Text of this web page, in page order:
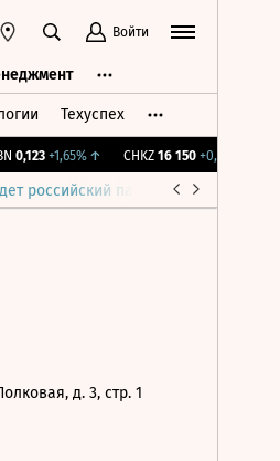
Войти
Техуспех
0,123 +1,65%↑ CHKZ 16 150 +0,31%
российский парламент
д. 3, стр. 1